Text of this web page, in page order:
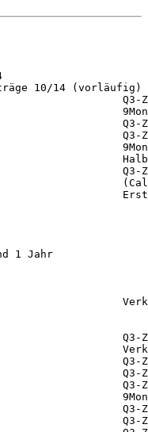
10/14 (vorläufig)
Q3-
Q3-
Q3-
Q3-
1 Jahr
Q3-
Q3-
Q3-
Q3-
Q3-
Q3-